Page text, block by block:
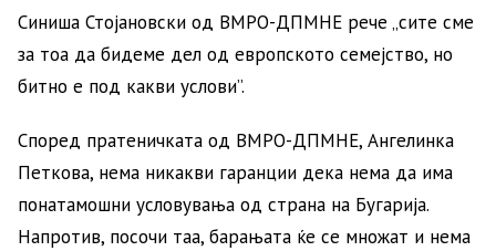
Синиша Стојановски од ВМРО-ДПМНЕ рече „сите сме
за тоа да бидеме дел од европското семејство, но
битно е под какви услови”.
Според пратеничката од ВМРО-ДПМНЕ, Ангелинка
Петкова, нема никакви гаранции дека нема да има
понатамошни условувања од страна на Бугарија.
Напротив, посочи таа, барањата ќе се множат и нема